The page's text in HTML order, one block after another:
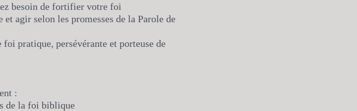
besoin de fortifier votre foi
agir selon les promesses de la Parole de
pratique, persévérante et porteuse de
:
de la foi biblique